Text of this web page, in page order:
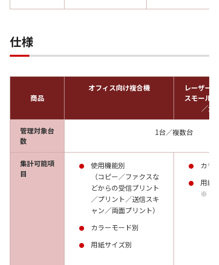
仕様
商品
オフィス向け複合機
レーザー
スモール
／大
管理対象台
数
1台／複数台
集計可能項
目
使用機能別
（コピー／ファクスな
どからの受信プリント
／プリント／送信スキ
ャン／両面プリント）
カラーモード別
用紙サイズ別
カラ
用紙
※